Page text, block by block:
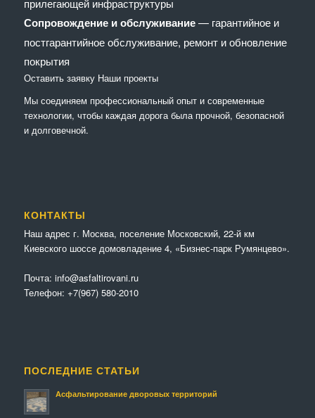
прилегающей инфраструктуры
Сопровождение и обслуживание— гарантийное и
постгарантийное обслуживание, ремонт и обновление
покрытия
Оставить заявку Наши проекты
Мы соединяем профессиональный опыт и современные
технологии, чтобы каждая дорога была прочной, безопасной
и долговечной.
КОНТАКТЫ
Наш адрес г. Москва, поселение Московский, 22-й км
Киевского шоссе домовладение 4, «Бизнес-парк Румянцево».
Почта: info@asfaltirovani.ru
Телефон: +7(967) 580-2010
ПОСЛЕДНИЕ СТАТЬИ
Асфальтирование дворовых территорий